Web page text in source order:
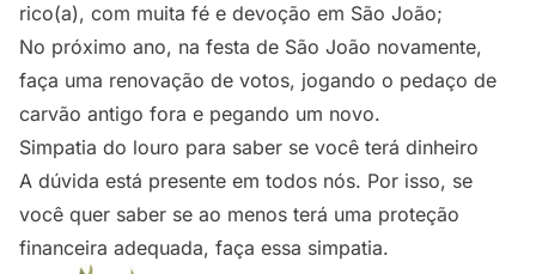
rico(a), com muita fé e devoção em São João;
No próximo ano, na festa de São João novamente,
faça uma renovação de votos, jogando o pedaço de
carvão antigo fora e pegando um novo.
Simpatia do louro para saber se você terá dinheiro
A dúvida está presente em todos nós. Por isso, se
você quer saber se ao menos terá uma proteção
financeira adequada, faça essa simpatia.